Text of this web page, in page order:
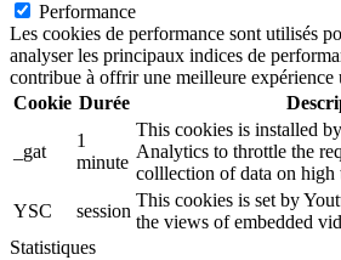
Performance
Les cookies de performance sont utilisés
analyser les principaux indices de
contribue à offrir une meilleure expérience
Cookie Durée
_gat
1
minute
This cookies is installed
Analytics to throttle the
colllection of data on high
YSC
session
This cookies is set by
the views of embedded
Statistiques